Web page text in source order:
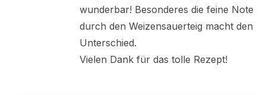
wunderbar! Besonderes die feine Note
durch den Weizensauerteig macht den
Unterschied.
Vielen Dank für das tolle Rezept!